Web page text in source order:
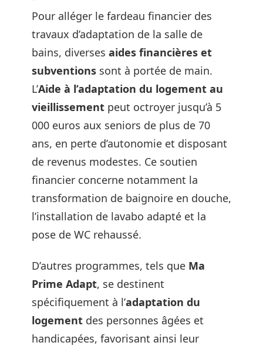
Pour alléger le fardeau financier des
travaux d’adaptation de la salle de
bains, diverses aides financières et
subventions sont à portée de main.
L’Aide à l’adaptation du logement au
vieillissement peut octroyer jusqu’à 5
000 euros aux seniors de plus de 70
ans, en perte d’autonomie et disposant
de revenus modestes. Ce soutien
financier concerne notamment la
transformation de baignoire en douche,
l’installation de lavabo adapté et la
pose de WC rehaussé.
D’autres programmes, tels que Ma
Prime Adapt, se destinent
spécifiquement à l’adaptation du
logement des personnes âgées et
handicapées, favorisant ainsi leur